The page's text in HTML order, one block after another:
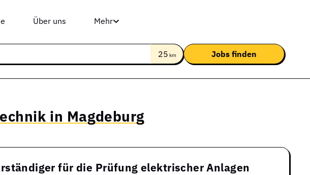
Über uns Mehr
25 km
in Magdeburg
für die Prüfung elektrischer Anlagen